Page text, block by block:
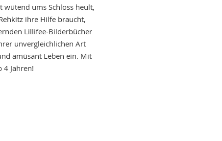
wütend ums Schloss heult,
ihre Hilfe braucht,
Lillifee-Bilderbücher
unvergleichlichen Art
amüsant Leben ein. Mit
4 Jahren!